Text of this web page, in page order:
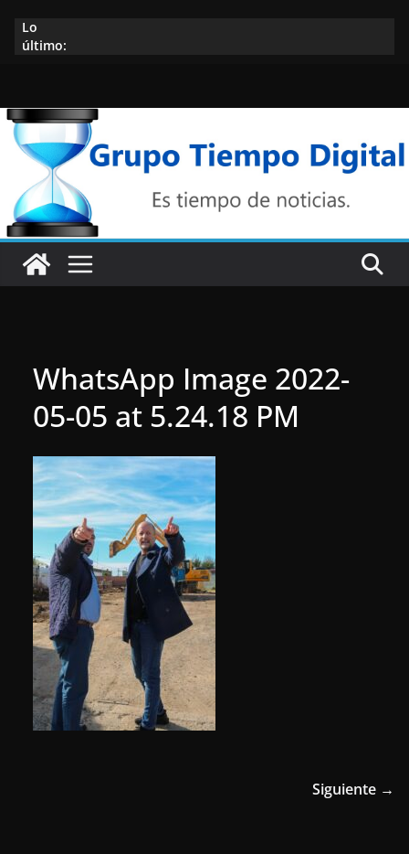
contenido
Lo
último:
WhatsApp Image 2022-
05-05 at 5.24.18 PM
Siguiente →